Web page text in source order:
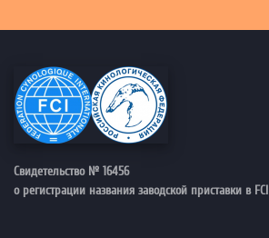
Свидетельство № 16456
о регистрации названия заводской приставки в FCI